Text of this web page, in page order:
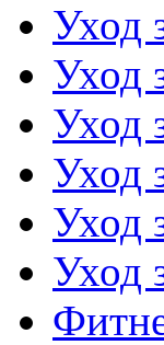
Уход
Уход
Уход
Уход
Уход
Уход